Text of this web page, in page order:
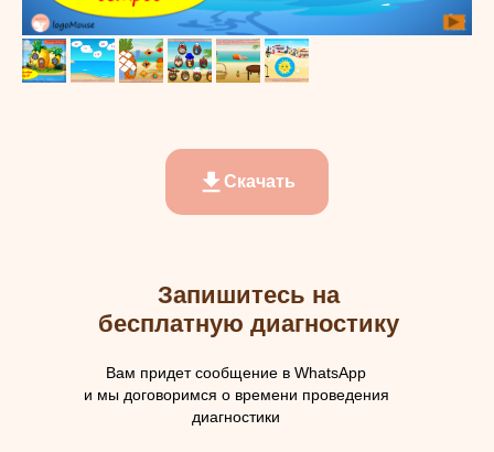
Скачать
Запишитесь на
бесплатную диагностику
Вам придет сообщение в WhatsApp
и мы договоримся о времени проведения
диагностики